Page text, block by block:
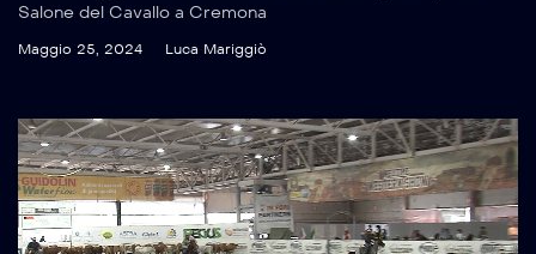
Salone del Cavallo a Cremona
Maggio 25, 2024 Luca Mariggiò